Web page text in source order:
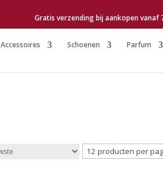
Gratis verzending bij aankopen vanaf
Accessoires Schoenen Parfum